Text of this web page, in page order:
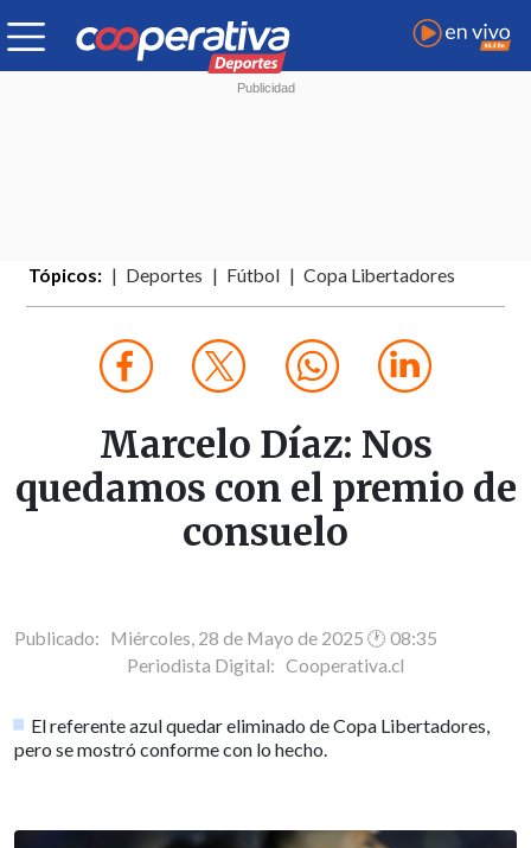
Tópicos: Deportes Fútbol Copa Libertadores
Marcelo Díaz: Nos
quedamos con el premio de
consuelo
Publicado: Miércoles, 28 de Mayo de 2025 🕐 08:35
Periodista Digital: Cooperativa.cl
El referente azul quedar eliminado de Copa Libertadores,
pero se mostró conforme con lo hecho.